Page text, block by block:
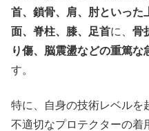
首、鎖骨、肩、肘といった
面、脊柱、膝、足首に、 骨
り傷、脳震盪などの重篤な
す。
特に、自身の技術レベルを
不適切なプロテクターの着